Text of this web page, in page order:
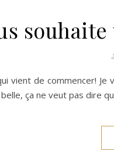
vient de commencer!
ça ne veut pas dire